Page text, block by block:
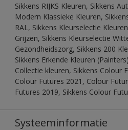
Sikkens RIJKS Kleuren, Sikkens
Modern Klassieke Kleuren,
RAL, Sikkens Kleurselectie
Grijzen, Sikkens Kleurselectie
Gezondheidszorg, Sikkens 200
Sikkens Erkende Kleuren
Collectie kleuren, Sikkens Colour
Colour Futures 2021, Colour
Futures 2019, Sikkens Colour
Systeeminformatie